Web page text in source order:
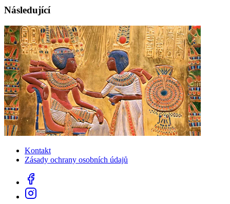
Následující
Kontakt
Zásady ochrany osobních údajů